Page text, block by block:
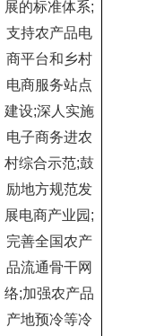
展的标准体系;
支持农产品电
商平台和乡村
电商服务站点
建设;深人实施
电子商务进农
村综合示范;鼓
励地方规范发
展电商产业园;
完善全国农产
品流通骨干网
络;加强农产品
产地预冷等冷